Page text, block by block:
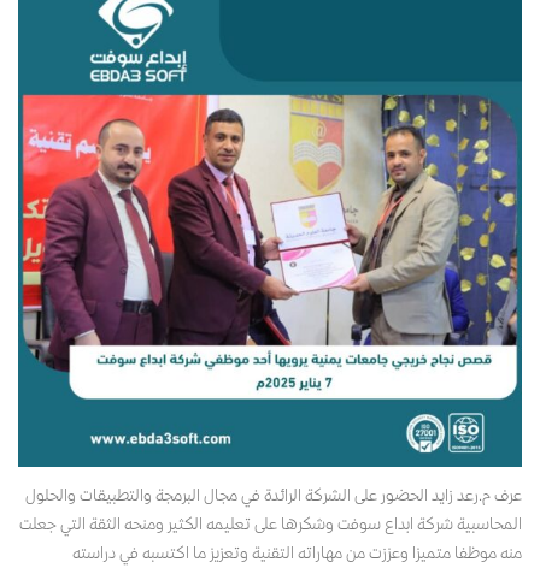
عرف م.رعد زايد الحضور على الشركة الرائدة في مجال البرمجة والتطبيقات والحلول
المحاسبية شركة ابداع سوفت وشكرها على تعليمه الكثير ومنحه الثقة التي جعلت
منه موظفا متميزا وعززت من مهاراته التقنية وتعزيز ما اكتسبه في دراسته